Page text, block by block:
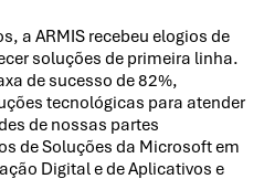
a ARMIS recebeu elogios de
soluções de primeira linha.
de sucesso de 82%,
tecnológicas para atender
de nossas partes
de Soluções da Microsoft em
Digital e de Aplicativos e